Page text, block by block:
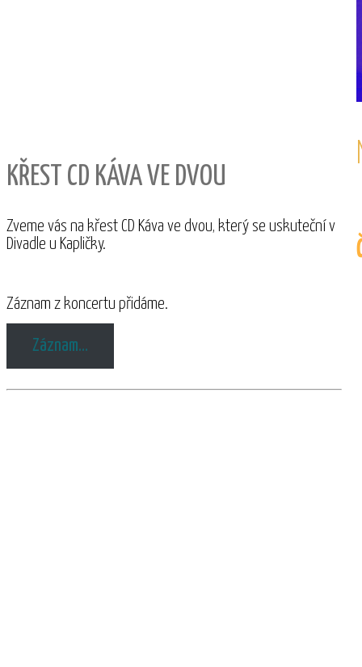
KŘEST CD KÁVA VE DVOU
Zveme vás na křest CD Káva ve dvou, který se uskuteční v
Divadle u Kapličky.
Záznam z koncertu přidáme.
Záznam…